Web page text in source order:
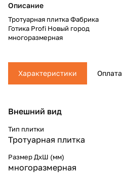
Описание
Тротуарная плитка Фабрика
Готика Profi Новый город
многоразмерная
Характеристики Оплата
Внешний вид
Тип плитки
Тротуарная плитка
Размер ДхШ (мм)
многоразмерная